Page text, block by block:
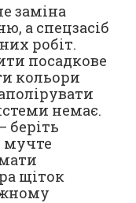
заміна
а спецзасіб
робіт.
посадкове
кольори
немає.
беріть
мучте
щіток